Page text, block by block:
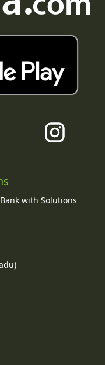
with Solutions